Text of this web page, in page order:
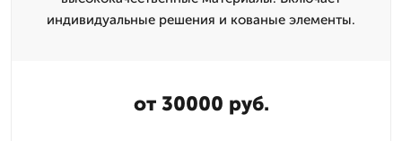
индивидуальные решения и кованые элементы.
от 30000 руб.